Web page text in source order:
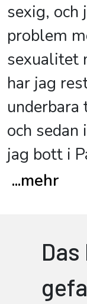
sexig, och
problem
sexualitet
har jag
och sedan
jag bott i
...mehr